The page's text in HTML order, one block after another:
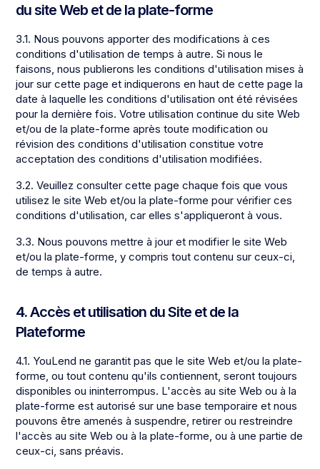
du site Web et de la plate-forme
3.1. Nous pouvons apporter des modifications à ces
conditions d'utilisation de temps à autre. Si nous le
faisons, nous publierons les conditions d'utilisation mises à
jour sur cette page et indiquerons en haut de cette page la
date à laquelle les conditions d'utilisation ont été révisées
pour la dernière fois. Votre utilisation continue du site Web
et/ou de la plate-forme après toute modification ou
révision des conditions d'utilisation constitue votre
acceptation des conditions d'utilisation modifiées.
3.2. Veuillez consulter cette page chaque fois que vous
utilisez le site Web et/ou la plate-forme pour vérifier ces
conditions d'utilisation, car elles s'appliqueront à vous.
3.3. Nous pouvons mettre à jour et modifier le site Web
et/ou la plate-forme, y compris tout contenu sur ceux-ci,
de temps à autre.
4. Accès et utilisation du Site et de la
Plateforme
4.1. YouLend ne garantit pas que le site Web et/ou la plate-
forme, ou tout contenu qu'ils contiennent, seront toujours
disponibles ou ininterrompus. L'accès au site Web ou à la
plate-forme est autorisé sur une base temporaire et nous
pouvons être amenés à suspendre, retirer ou restreindre
l'accès au site Web ou à la plate-forme, ou à une partie de
ceux-ci, sans préavis.